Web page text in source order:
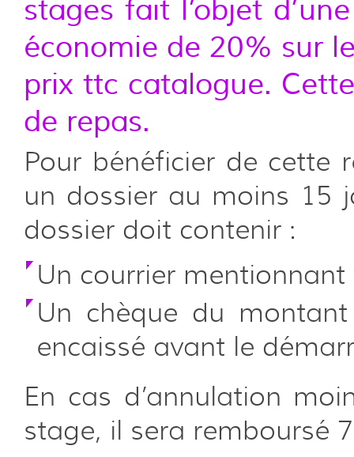
stages fait l’objet
économie de 20% sur
prix ttc catalogue.
de repas.
Pour bénéficier de cette
un dossier au moins 15
dossier doit contenir :
Un courrier
Un chèque du
encaissé avant le
En cas d’annulation
stage, il sera remboursé